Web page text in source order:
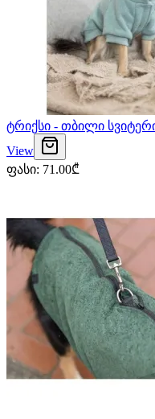
ტრიქსი - თბილი
View
ფასი: 71.00₾